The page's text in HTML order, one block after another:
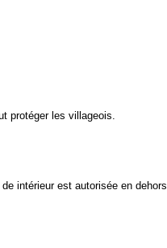
protéger les villageois.
intérieur est autorisée en dehors